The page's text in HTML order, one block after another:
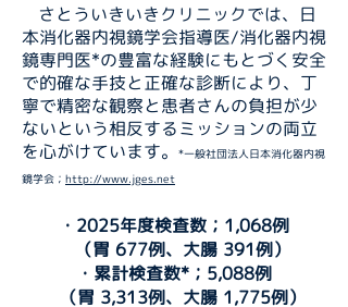
さとういきいきクリニックでは、日
本消化器内視鏡学会指導医/消化器内視
鏡専門医*の豊富な経験にもとづく安全
で的確な手技と正確な診断により、丁
寧で精密な観察と患者さんの負担が少
ないという相反するミッションの両立
を心がけています。
*一般社団法人日本消化器内視
鏡学会； http://www.jges.net
・2025年度検査数；1,068例
（胃 677例、大腸 391例）
・累計検査数*；5,088例
（胃 3,313例、大腸 1,775例）